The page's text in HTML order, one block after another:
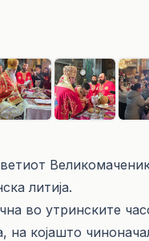
литија.
во утринските
на којашто